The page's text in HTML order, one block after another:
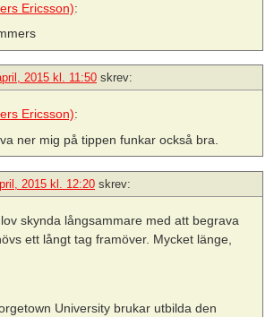
Ericsson):
2015 kl. 11:50 skrev:
Ericsson):
ner mig på tippen funkar också bra.
2015 kl. 12:20 skrev:
skynda långsammare med att begrava
ett långt tag framöver. Mycket länge,
University brukar utbilda den